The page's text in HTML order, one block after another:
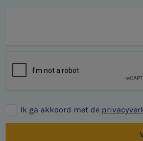
Ik ga akkoord met de